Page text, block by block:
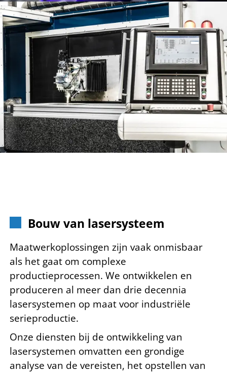
Bouw van lasersysteem
Maatwerkoplossingen zijn vaak onmisbaar
als het gaat om complexe
productieprocessen. We ontwikkelen en
produceren al meer dan drie decennia
lasersystemen op maat voor industriële
serieproductie.
Onze diensten bij de ontwikkeling van
lasersystemen omvatten een grondige
analyse van de vereisten, het opstellen van